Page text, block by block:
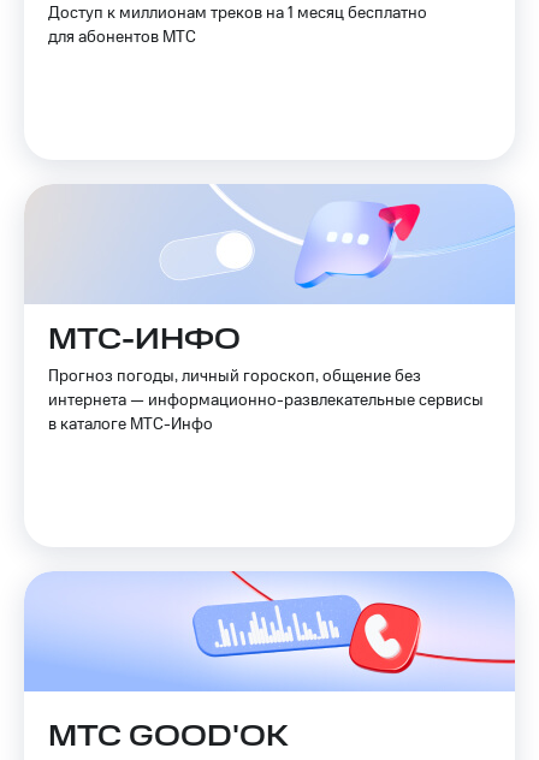
Доступ к миллионам треков на 1 месяц бесплатно
для абонентов МТС
МТС-ИНФО
Прогноз погоды, личный гороскоп, общение без
интернета — информационно-развлекательные сервисы
в каталоге МТС-Инфо
МТС GOOD'OK